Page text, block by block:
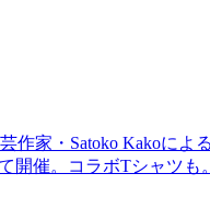
作家・Satoko Kakoによ
開催。コラボTシャツも。